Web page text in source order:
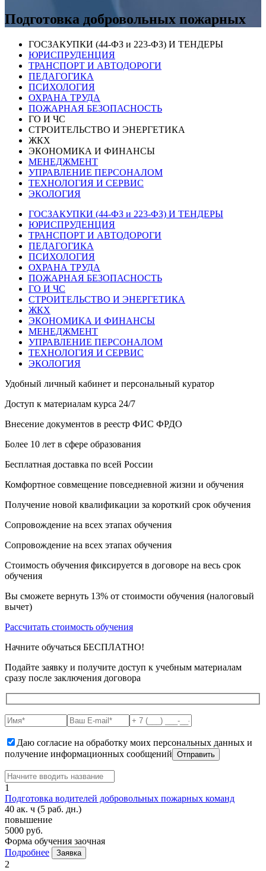
Подготовка добровольных пожарных
ГОСЗАКУПКИ (44-ФЗ и 223-ФЗ) И ТЕНДЕРЫ
ЮРИСПРУДЕНЦИЯ
ТРАНСПОРТ И АВТОДОРОГИ
ПЕДАГОГИКА
ПСИХОЛОГИЯ
ОХРАНА ТРУДА
ПОЖАРНАЯ БЕЗОПАСНОСТЬ
ГО И ЧС
СТРОИТЕЛЬСТВО И ЭНЕРГЕТИКА
ЖКХ
ЭКОНОМИКА И ФИНАНСЫ
МЕНЕДЖМЕНТ
УПРАВЛЕНИЕ ПЕРСОНАЛОМ
ТЕХНОЛОГИЯ И СЕРВИС
ЭКОЛОГИЯ
ГОСЗАКУПКИ (44-ФЗ и 223-ФЗ) И ТЕНДЕРЫ
ЮРИСПРУДЕНЦИЯ
ТРАНСПОРТ И АВТОДОРОГИ
ПЕДАГОГИКА
ПСИХОЛОГИЯ
ОХРАНА ТРУДА
ПОЖАРНАЯ БЕЗОПАСНОСТЬ
ГО И ЧС
СТРОИТЕЛЬСТВО И ЭНЕРГЕТИКА
ЖКХ
ЭКОНОМИКА И ФИНАНСЫ
МЕНЕДЖМЕНТ
УПРАВЛЕНИЕ ПЕРСОНАЛОМ
ТЕХНОЛОГИЯ И СЕРВИС
ЭКОЛОГИЯ
Удобный личный кабинет и персональный куратор
Доступ к материалам курса 24/7
Внесение документов в реестр ФИС ФРДО
Более 10 лет в сфере образования
Бесплатная доставка по всей России
Комфортное совмещение повседневной жизни и обучения
Получение новой квалификации за короткий срок обучения
Сопровождение на всех этапах обучения
Сопровождение на всех этапах обучения
Стоимость обучения фиксируется в договоре на весь срок
обучения
Вы сможете вернуть 13% от стоимости обучения (налоговый
вычет)
Рассчитать стоимость обучения
Начните обучаться БЕСПЛАТНО!
Подайте заявку и получите доступ к учебным материалам
сразу после заключения договора
Даю согласие на обработку моих персональных данных и
получение информационных сообщений
1
Подготовка водителей добровольных пожарных команд
40 ак. ч (5 раб. дн.)
повышение
5000 руб.
Форма обучения заочная
Подробнее
Заявка
2